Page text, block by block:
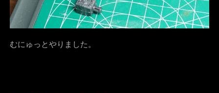
むにゅっとやりました。